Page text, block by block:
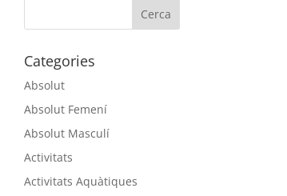
Categories
Absolut
Absolut Femení
Absolut Masculí
Activitats
Activitats Aquàtiques